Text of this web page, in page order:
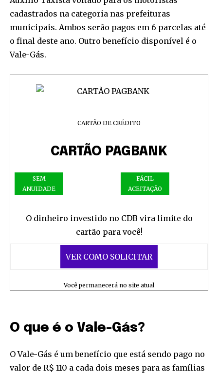
cadastrados na categoria nas prefeituras
municipais. Ambos serão pagos em 6 parcelas até
o final deste ano. Outro benefício disponível é o
Vale-Gás.
CARTÃO DE CRÉDITO
CARTÃO PAGBANK
SEM
ANUIDADE
FÁCIL
ACEITAÇÃO
O dinheiro investido no CDB vira limite do
cartão para você!
VER COMO SOLICITAR
Você permanecerá no site atual
O que é o Vale-Gás?
O Vale-Gás é um benefício que está sendo pago no
valor de R$ 110 a cada dois meses para as famílias